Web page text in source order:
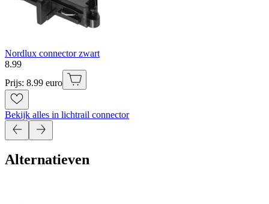
Nordlux connector zwart
8.99
Prijs: 8.99 euro
Bekijk alles in lichtrail connector
Alternatieven